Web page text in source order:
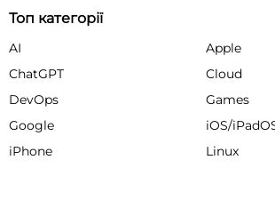
Топ категорії
AI
Apple
ChatGPT
Cloud
DevOps
Games
Google
iOS/
iPhone
Linux